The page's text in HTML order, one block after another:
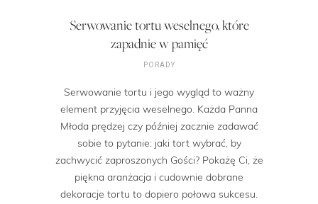
Serwowanie tortu weselnego, które
zapadnie w pamięć
PORADY
Serwowanie tortu i jego wygląd to ważny
element przyjęcia weselnego. Każda Panna
Młoda prędzej czy później zacznie zadawać
sobie to pytanie: jaki tort wybrać, by
zachwycić zaproszonych Gości? Pokażę Ci, że
piękna aranżacja i cudownie dobrane
dekoracje tortu to dopiero połowa sukcesu.